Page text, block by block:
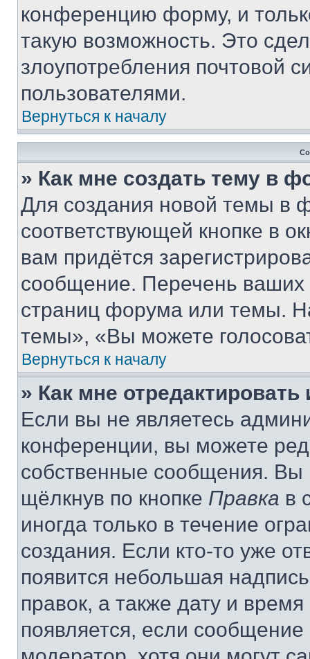
конференцию форму, и
такую возможность. Это
злоупотребления почтовой
пользователями.
Вернуться к началу
» Как мне создать тему в
Для создания новой темы в
соответствующей кнопке в
вам придётся
сообщение. Перечень ваших
страниц форума или темы.
темы», «Вы можете
Вернуться к началу
» Как мне
Если вы не являетесь
конференции, вы можете
собственные сообщения. Вы
щёлкнув по кнопке Правка в
иногда только в течение
создания. Если кто-то уже
появится небольшая
правок, а также дату и
появляется, если